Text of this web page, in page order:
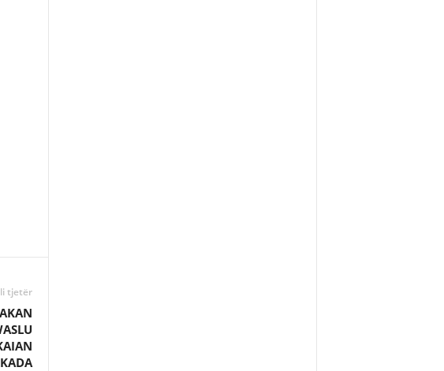
tjetër